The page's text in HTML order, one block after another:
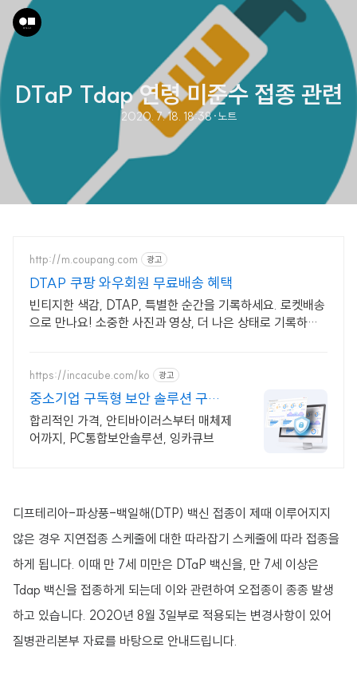
DTaP Tdap 연령 미준수 접종 관련
2020. 7. 18. 18:38·노트
http://m.coupang.com 광고
DTAP 쿠팡 와우회원 무료배송 혜택
빈티지한 색감, DTAP, 특별한 순간을 기록하세요. 로켓배송
으로 만나요! 소중한 사진과 영상, 더 나은 상태로 기록하세
https://incacube.com/ko 광고
중소기업 구독형 보안 솔루션 구독
형 기업보안 솔루션
합리적인 가격, 안티바이러스부터 매체제
어까지, PC통합보안솔루션, 잉카큐브
디프테리아-파상풍-백일해(DTP) 백신 접종이 제때 이루어지지
않은 경우 지연접종 스케줄에 대한 따라잡기 스케줄에 따라 접종을
하게 됩니다. 이때 만 7세 미만은 DTaP 백신을, 만 7세 이상은
Tdap 백신을 접종하게 되는데 이와 관련하여 오접종이 종종 발생
하고 있습니다. 2020년 8월 3일부로 적용되는 변경사항이 있어
질병관리본부 자료를 바탕으로 안내드립니다.